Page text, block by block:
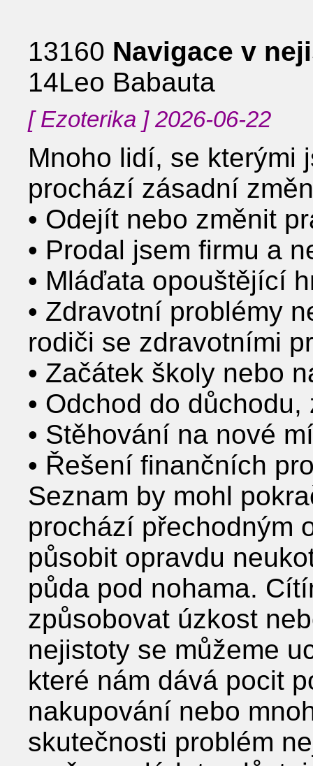
13160 Navigace v
14Leo Babauta
[ Ezoterika ] 2026-06-22
Mnoho lidí, se kterými
prochází zásadní
• Odejít nebo změnit
• Prodal jsem firmu a
• Mláďata opouštějící
• Zdravotní problémy
rodiči se zdravotními
• Začátek školy nebo
• Odchod do
• Stěhování na nové
• Řešení finančních
Seznam by mohl
prochází přechodným
působit opravdu
půda pod nohama.
způsobovat úzkost
nejistoty se můžeme
které nám dává pocit
nakupování nebo
skutečnosti problém